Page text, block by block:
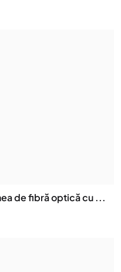
de fibră optică cu ...